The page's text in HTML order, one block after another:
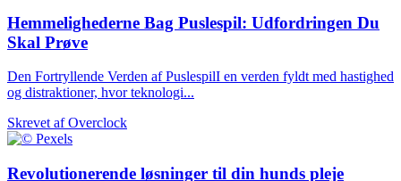
Hemmelighederne Bag Puslespil: Udfordringen Du
Skal Prøve
Den Fortryllende Verden af PuslespilI en verden fyldt med hastighed
og distraktioner, hvor teknologi...
Skrevet afOverclock
Revolutionerende løsninger til din hunds pleje